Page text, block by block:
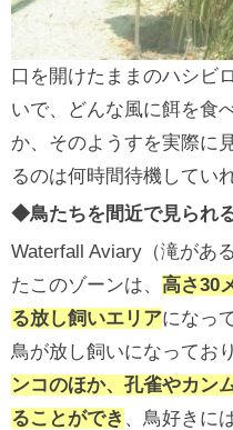
口を開けたままのハシビ
いで、どんな風に餌を食
か、そのようすを実際に
るのは何時間待機してい
◆鳥たちを間近で見られ
Waterfall Aviary（滝があ
たこのゾーンは、 高さ30
る放し飼いエリアになっ
鳥が放し飼いになっており
ンコのほか、孔雀やカン
ることができ 、鳥好きに